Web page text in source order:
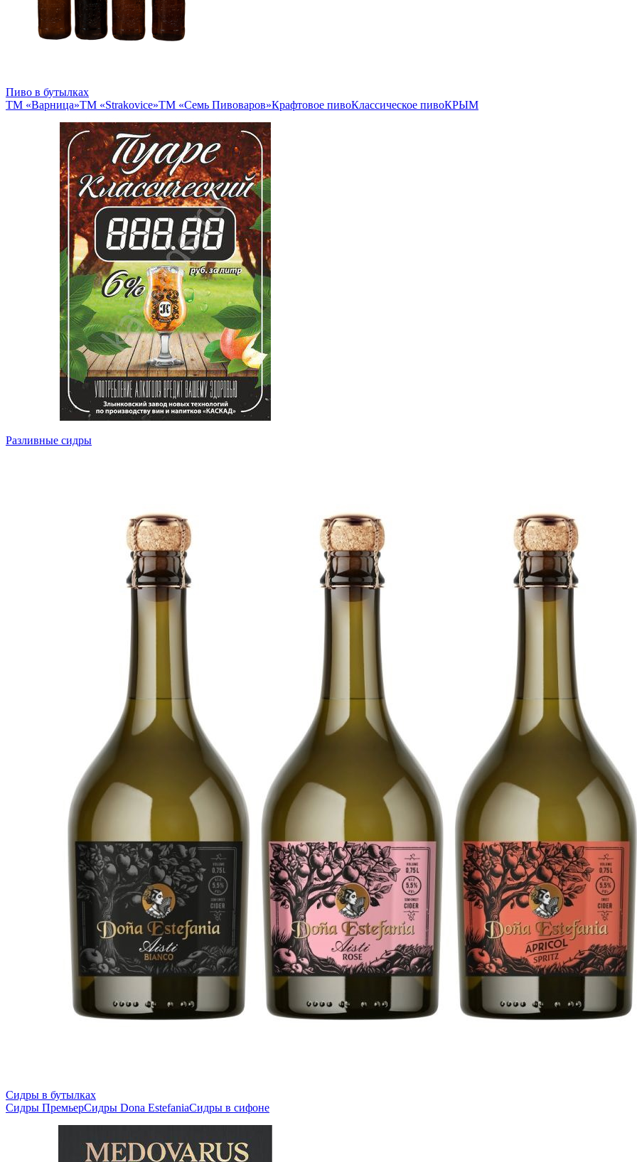
Пиво в бутылках
ТМ «Варница»ТМ «Strakovice»ТМ «Семь Пивоваров»Крафтовое пивоКлассическое пивоКРЫМ
Разливные сидры
Сидры в бутылках
Сидры ПремьерСидры Dona EstefaniaСидры в сифоне